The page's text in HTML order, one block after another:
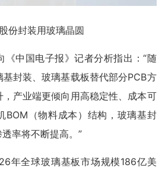
份封装用玻璃晶圆
《中国电子报》记者分析指出：“随
封装、玻璃基载板替代部分PCB方
产业端更倾向用高稳定性、成本可
BOM（物料成本）结构，玻璃基封
率将不断提高。”
年全球玻璃基板市场规模186亿美